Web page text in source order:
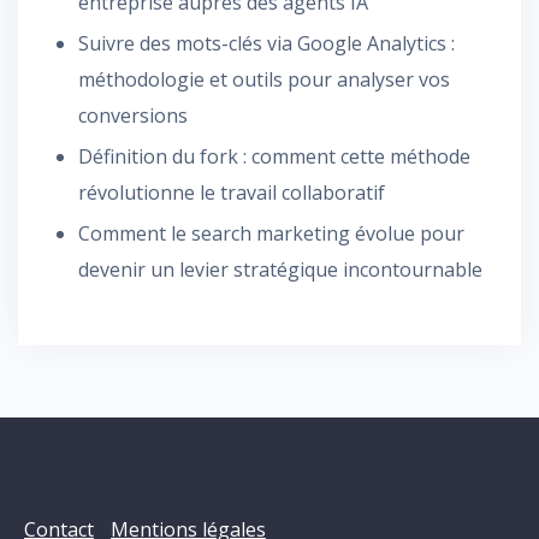
Suivre des mots-clés via Google Analytics :
méthodologie et outils pour analyser vos
conversions
Définition du fork : comment cette méthode
révolutionne le travail collaboratif
Comment le search marketing évolue pour
devenir un levier stratégique incontournable
Contact Mentions légales